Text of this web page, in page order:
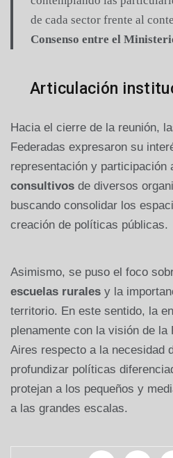
de cada sector frente al
Consenso entre el
Articulación
Hacia el cierre de la reunión,
Federadas expresaron su
representación y participación
consultivos de diversos
buscando consolidar los
creación de políticas públicas.
Asimismo, se puso el foco
escuelas rurales y la
territorio. En este sentido, la
plenamente con la visión de la
Aires respecto a la necesidad
profundizar políticas
protejan a los pequeños y
a las grandes escalas.